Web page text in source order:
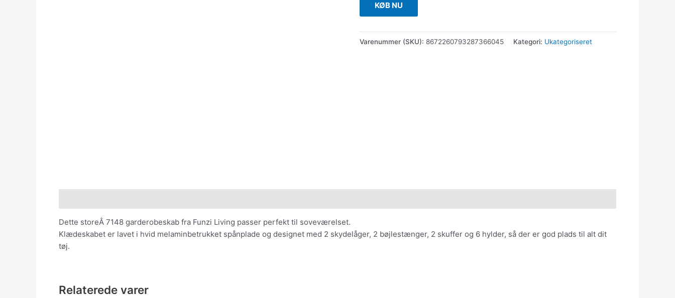
KØB NU
Varenummer (SKU):8672260793287366045 Kategori: Ukategoriseret
Dette storeÂ 7148 garderobeskab fra Funzi Living passer perfekt til soveværelset.
Klædeskabet er lavet i hvid melaminbetrukket spånplade og designet med 2 skydelåger, 2 bøjlestænger, 2 skuffer og 6 hylder, så der er god plads til alt dit
tøj.
Relaterede varer